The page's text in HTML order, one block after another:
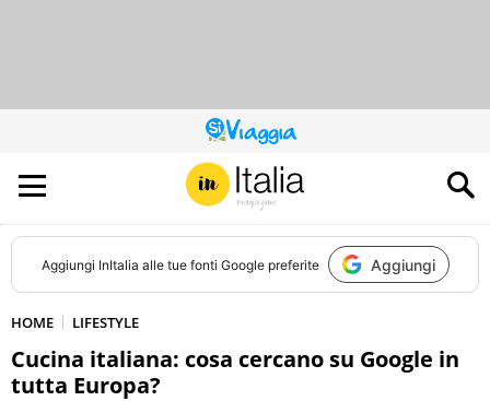
QUESTO
SITO
CONTRIBUISCE
ALL’AUDIENCE
DI
Aggiungi InItalia alle tue fonti Google preferite Aggiungi
HOME LIFESTYLE
Cucina italiana: cosa cercano su Google in
tutta Europa?